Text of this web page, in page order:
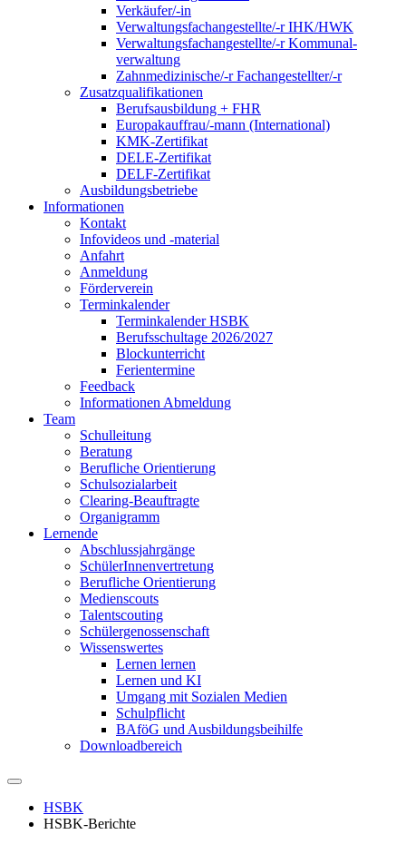
Verkäufer/-in
Verwaltungs­fach­angestellte/-r IHK/HWK
Verwaltungsfach­angestellte/-r Kommunal­
verwaltung
Zahnmedizinische/-r Fachangestellter/-r
Zusatzqualifikationen
Berufsausbildung + FHR
Europakauffrau/-mann (International)
KMK-Zertifikat
DELE-Zertifikat
DELF-Zertifikat
Ausbildungsbetriebe
Informationen
Kontakt
Infovideos und -material
Anfahrt
Anmeldung
Förderverein
Terminkalender
Terminkalender HSBK
Berufsschultage 2026/2027
Blockunterricht
Ferientermine
Feedback
Informationen Abmeldung
Team
Schulleitung
Beratung
Berufliche Orientierung
Schulsozialarbeit
Clearing-Beauftragte
Organigramm
Lernende
Abschlussjahrgänge
SchülerInnenvertretung
Berufliche Orientierung
Medienscouts
Talentscouting
Schüler­genossen­schaft
Wissenswertes
Lernen lernen
Lernen und KI
Umgang mit Sozialen Medien
Schulpflicht
BAföG und Ausbildungsbeihilfe
Downloadbereich
HSBK
HSBK-Berichte